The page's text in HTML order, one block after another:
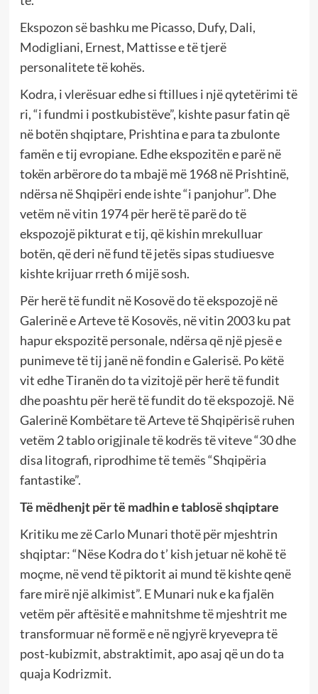
Ekspozon së bashku me Picasso, Dufy, Dali,
Modigliani, Ernest, Mattisse e të tjerë
personalitete të kohës.
Kodra, i vlerësuar edhe si ftillues i një qytetërimi të
ri, “i fundmi i postkubistëve”, kishte pasur fatin që
në botën shqiptare, Prishtina e para ta zbulonte
famën e tij evropiane. Edhe ekspozitën e parë në
tokën arbërore do ta mbajë më 1968 në Prishtinë,
ndërsa në Shqipëri ende ishte “i panjohur”. Dhe
vetëm në vitin 1974 për herë të parë do të
ekspozojë pikturat e tij, që kishin mrekulluar
botën, që deri në fund të jetës sipas studiuesve
kishte krijuar rreth 6 mijë sosh.
Për herë të fundit në Kosovë do të ekspozojë në
Galerinë e Arteve të Kosovës, në vitin 2003 ku pat
hapur ekspozitë personale, ndërsa që një pjesë e
punimeve të tij janë në fondin e Galerisë. Po këtë
vit edhe Tiranën do ta vizitojë për herë të fundit
dhe poashtu për herë të fundit do të ekspozojë. Në
Galerinë Kombëtare të Arteve të Shqipërisë ruhen
vetëm 2 tablo origjinale të kodrës të viteve “30 dhe
disa litografi, riprodhime të temës “Shqipëria
fantastike”.
Të mëdhenjt për të madhin e tablosë shqiptare
Kritiku me zë Carlo Munari thotë për mjeshtrin
shqiptar: “Nëse Kodra do t’ kish jetuar në kohë të
moçme, në vend të piktorit ai mund të kishte qenë
fare mirë një alkimist”. E Munari nuk e ka fjalën
vetëm për aftësitë e mahnitshme të mjeshtrit me
transformuar në formë e në ngjyrë kryevepra të
post-kubizmit, abstraktimit, apo asaj që un do ta
quaja Kodrizmit.